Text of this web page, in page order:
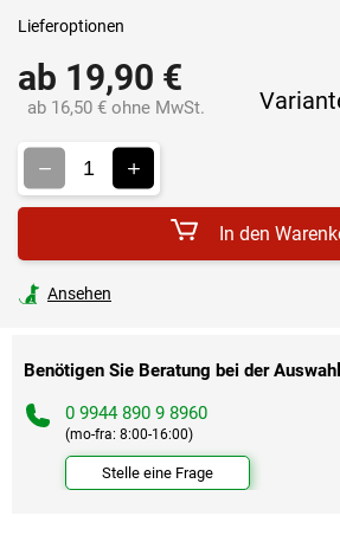
ab 19,90 €
ab 16,50 € ohne MwSt.
Lieferoptionen
In den
Ansehen
Benötigen Sie Beratung bei der
0 9944 890 9 8960
(mo-fra: 8:00-16:00)
Stelle eine Frage